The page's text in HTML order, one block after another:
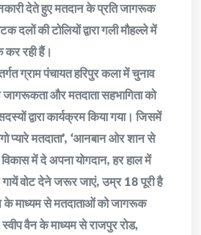
देते हुए मतदान के प्रति जागरूक
दलों की टोलियों द्वारा गली मौहल्ले में
रही हैं।
ग्राम पंचायत हरिपुर कला में चुनाव
और मतदाता सहभागिता को
द्वारा कार्यक्रम किया गया। जिसमें
प्यारे मतदाता’, ‘आनबान ओर शान से
में दे अपना योगदान, हर हाल में
वोट देने जरूर जाएं, उम्र 18 पूरी है
के माध्यम से मतदाताओं को जागरूक
वैन के माध्यम से राजपुर रोड,